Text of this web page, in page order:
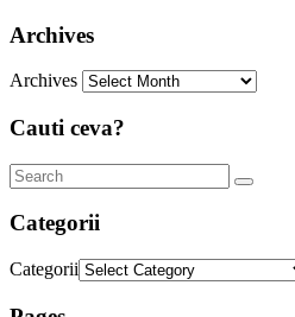
Archives
Archives
Cauti ceva?
Categorii
Categorii